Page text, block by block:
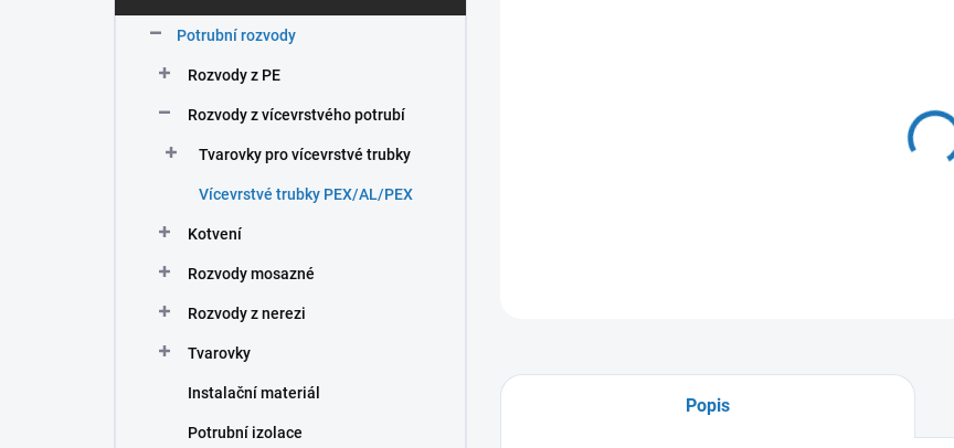
s
kategorie
Potrubní rozvody
Rozvody z PE
Rozvody z vícevrstvého potrubí
Tvarovky pro vícevrstvé trubky
Vícevrstvé trubky PEX/AL/PEX
Kotvení
Rozvody mosazné
Rozvody z nerezi
Tvarovky
Instalační materiál
Potrubní izolace
Popis